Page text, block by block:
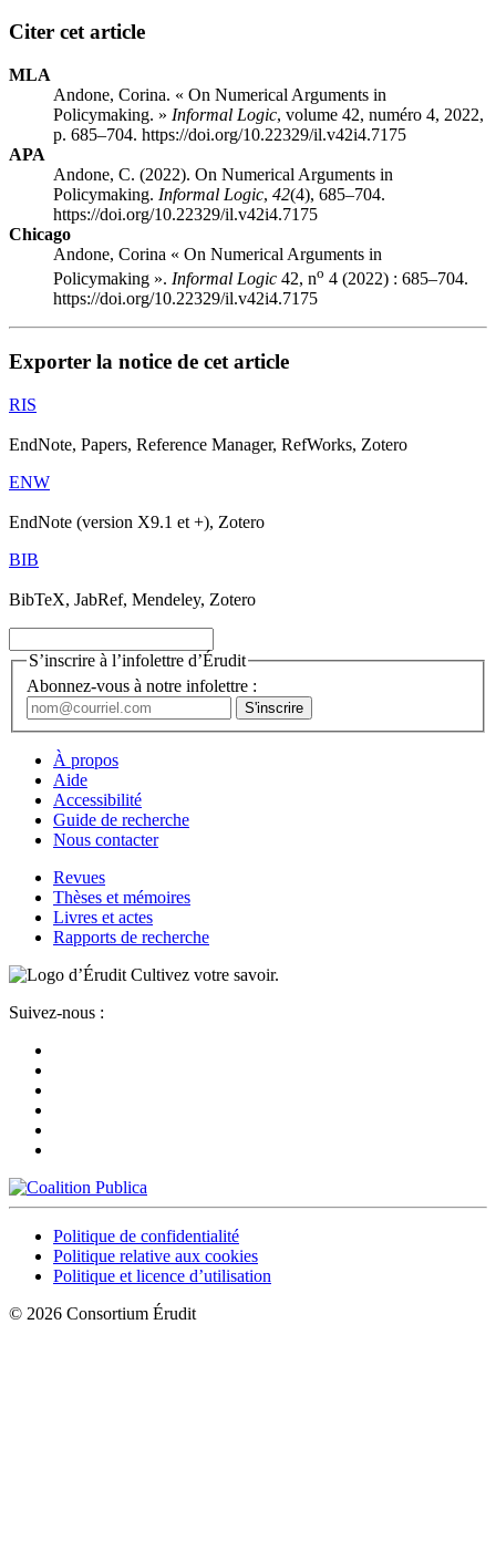
Citer cet article
MLA
Andone, Corina. « On Numerical Arguments in
Policymaking. » Informal Logic, volume 42, numéro 4, 2022,
p. 685–704. https://doi.org/10.22329/il.v42i4.7175
APA
Andone, C. (2022). On Numerical Arguments in
Policymaking. Informal Logic, 42(4), 685–704.
https://doi.org/10.22329/il.v42i4.7175
Chicago
Andone, Corina « On Numerical Arguments in
Policymaking ». Informal Logic 42, no 4 (2022) : 685–704.
https://doi.org/10.22329/il.v42i4.7175
Exporter la notice de cet article
RIS
EndNote, Papers, Reference Manager, RefWorks, Zotero
ENW
EndNote (version X9.1 et +), Zotero
BIB
BibTeX, JabRef, Mendeley, Zotero
S’inscrire à l’infolettre d’Érudit
Abonnez-vous à notre infolettre :
À propos
Aide
Accessibilité
Guide de recherche
Nous contacter
Revues
Thèses et mémoires
Livres et actes
Rapports de recherche
Cultivez votre savoir.
Suivez-nous :
Politique de confidentialité
Politique relative aux cookies
Politique et licence d’utilisation
© 2026 Consortium Érudit